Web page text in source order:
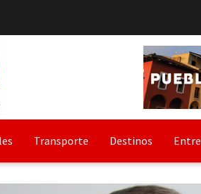
Transporte Destinos